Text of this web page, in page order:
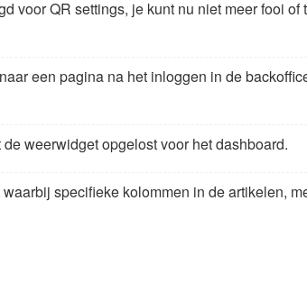
voor QR settings, je kunt nu niet meer fooi
een pagina na het inloggen in de
weerwidget opgelost voor het dashboard.
specifieke kolommen in de artikelen,